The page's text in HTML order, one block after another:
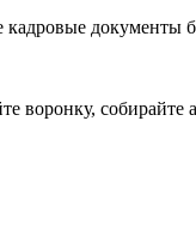
документы
воронку, собирайте